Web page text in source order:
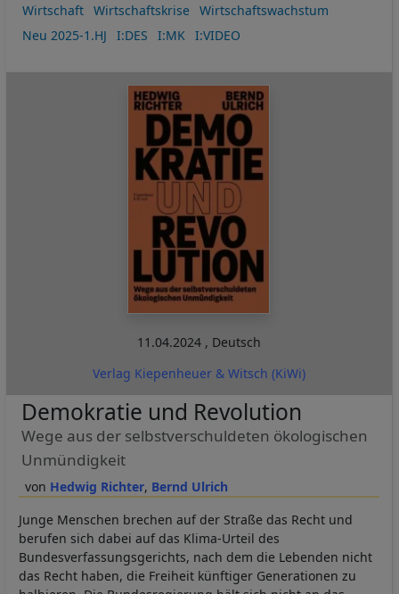
Wirtschaft
Wirtschaftskrise
Wirtschaftswachstum
Neu 2025-1.HJ
I:DES I:MK I:VIDEO
11.04.2024 , Deutsch
Verlag Kiepenheuer & Witsch (KiWi)
Hedwig Richter Bernd Ulrich
Demokratie und Revolution
Wege aus der selbstverschuldeten ökologischen
Unmündigkeit
Junge Menschen brechen auf der Straße das Recht und
berufen sich dabei auf das Klima-Urteil des
Bundesverfassungsgerichts, nach dem die Lebenden nicht
das Recht haben, die Freiheit künftiger Generationen zu